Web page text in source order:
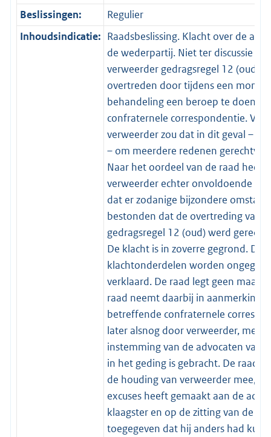
Beslissingen:
Regulier
Inhoudsindicatie: Raadsbeslissing. Klacht over de
de wederpartij. Niet ter discussie
verweerder gedragsregel 12 (oud)
overtreden door tijdens een
behandeling een beroep te doen op
confraternele correspondentie.
verweerder zou dat in dit geval –
– om meerdere redenen
Naar het oordeel van de raad heeft
verweerder echter onvoldoende
dat er zodanige bijzondere
bestonden dat de overtreding van
gedragsregel 12 (oud) werd
De klacht is in zoverre gegrond. De
klachtonderdelen worden
verklaard. De raad legt geen
raad neemt daarbij in aanmerking
betreffende confraternele
later alsnog door verweerder, met
instemming van de advocaten van
in het geding is gebracht. De raad
de houding van verweerder mee,
excuses heeft gemaakt aan de
klaagster en op de zitting van de
toegegeven dat hij anders had